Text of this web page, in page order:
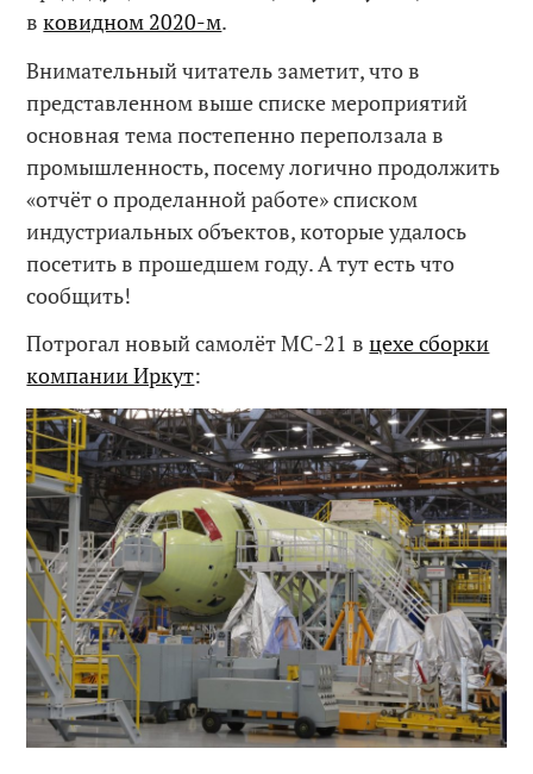
вковидном 2020-м.
Внимательный читатель заметит, что в
представленном выше списке мероприятий
основная тема постепенно переползала в
промышленность, посему логично продолжить
«отчёт о проделанной работе» списком
индустриальных объектов, которые удалось
посетить в прошедшем году. А тут есть что
сообщить!
Потрогал новый самолёт МС-21 вцехе сборки
компании Иркут: